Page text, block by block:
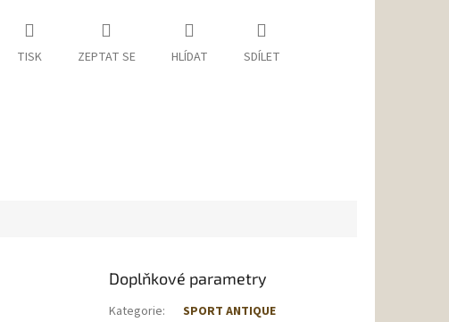
TISK ZEPTAT SE HLÍDAT SDÍLET
Doplňkové parametry
Kategorie:
SPORT ANTIQUE